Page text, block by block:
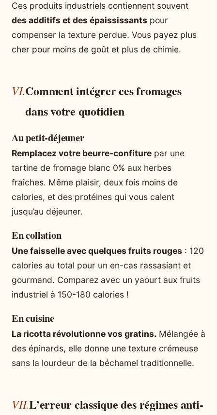
Ces produits industriels contiennent souvent
des additifs et des épaississants pour
compenser la texture perdue. Vous payez plus
cher pour moins de goût et plus de chimie.
Comment intégrer ces fromages
dans votre quotidien
Au petit-déjeuner
Remplacez votre beurre-confiture par une
tartine de fromage blanc 0% aux herbes
fraîches. Même plaisir, deux fois moins de
calories, et des protéines qui vous calent
jusqu’au déjeuner.
En collation
Une faisselle avec quelques fruits rouges : 120
calories au total pour un en-cas rassasiant et
gourmand. Comparez avec un yaourt aux fruits
industriel à 150-180 calories !
En cuisine
La ricotta révolutionne vos gratins. Mélangée à
des épinards, elle donne une texture crémeuse
sans la lourdeur de la béchamel traditionnelle.
L’erreur classique des régimes anti-